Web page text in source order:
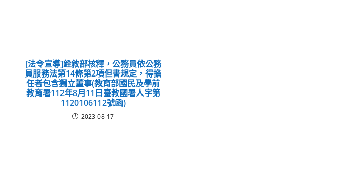
[法令宣導]銓敘部核釋，公務員依公務
員服務法第14條第2項但書規定，得擔
任者包含獨立董事(教育部國民及學前
教育署112年8月11日臺教國署人字第
1120106112號函)
2023-08-17